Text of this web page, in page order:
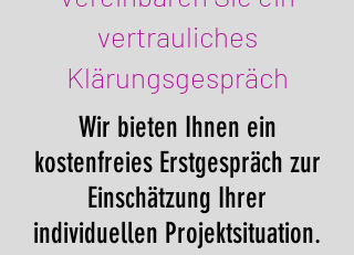
vertrauliches
Klärungsgespräch
Wir bieten Ihnen ein
kostenfreies Erstgespräch zur
Einschätzung Ihrer
individuellen Projektsituation.